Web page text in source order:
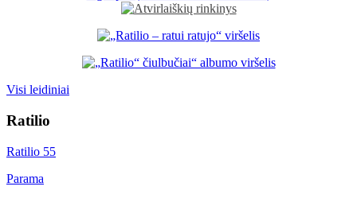
Visi leidiniai
Ratilio
Ratilio 55
Parama